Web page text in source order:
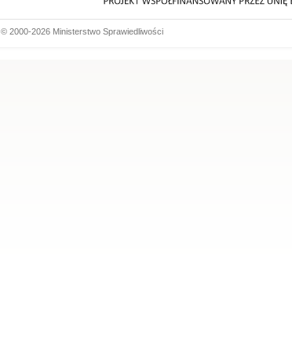
© 2000-2026 Ministerstwo Sprawiedliwości